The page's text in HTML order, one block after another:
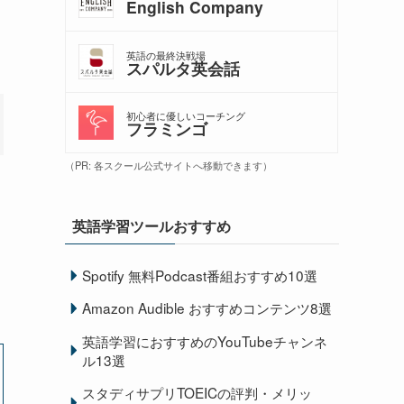
English Company
英語の最終決戦場
スパルタ英会話
初心者に優しいコーチング
フラミンゴ
（PR: 各スクール公式サイトへ移動できます）
英語学習ツールおすすめ
Spotify 無料Podcast番組おすすめ10選
Amazon Audible おすすめコンテンツ8選
英語学習におすすめのYouTubeチャンネ
ル13選
スタディサプリTOEICの評判・メリッ